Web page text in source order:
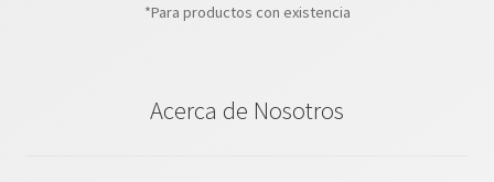
*Para productos con existencia
Acerca de Nosotros